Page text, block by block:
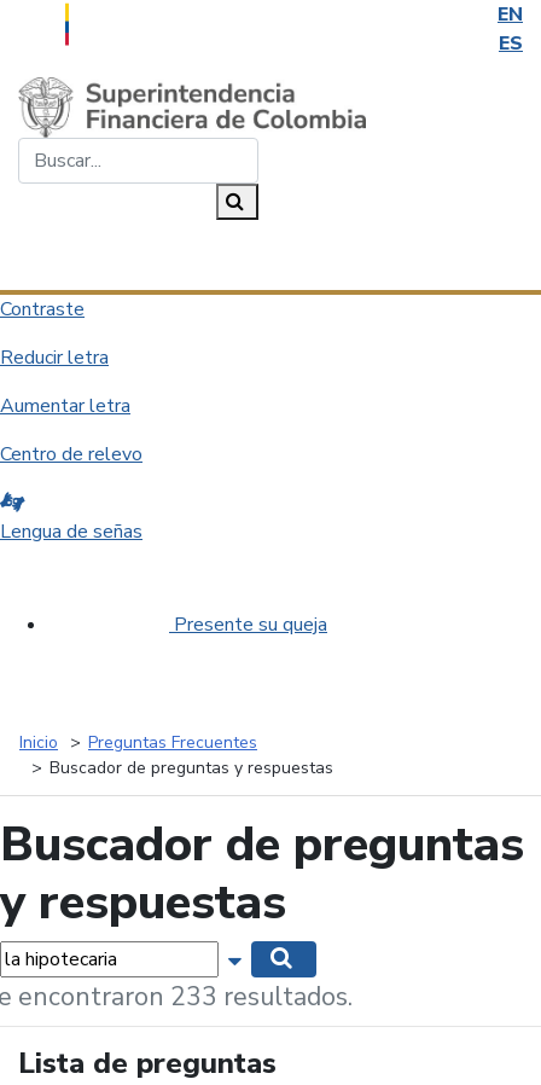
EN
ES
Saltar al contenido principal
Contraste
Reducir letra
Aumentar letra
Centro de relevo
Lengua de señas
Presente su queja
Inicio
Preguntas Frecuentes
Buscador de preguntas y respuestas
Buscador de preguntas
y respuestas
Mostrar opciones de búsqueda
encontraron 233 resultados.
Lista de preguntas